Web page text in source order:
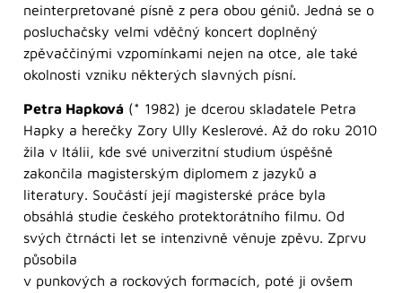
neinterpretované písně z pera obou géniů. Jedná se o
posluchačsky velmi vděčný koncert doplněný
zpěvaččinými vzpomínkami nejen na otce, ale také
okolnosti vzniku některých slavných písní.
Petra Hapková (* 1982) je dcerou skladatele Petra
Hapky a herečky Zory Ully Keslerové. Až do roku 2010
žila v Itálii, kde své univerzitní studium úspěšně
zakončila magisterským diplomem z jazyků a
literatury. Součástí její magisterské práce byla
obsáhlá studie českého protektorátního filmu. Od
svých čtrnácti let se intenzivně věnuje zpěvu. Zprvu
působila
v punkových a rockových formacích, poté ji ovšem